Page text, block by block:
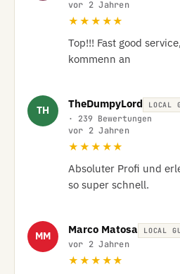
vor 2 Jahren
★★★★★
Top!!! Fast good
kommenn an
TH
TheDumpyLord LOCAL
· 239 Bewertungen
vor 2 Jahren
★★★★★
Absoluter Profi und
so super schnell.
MM
Marco Matosa LOCAL
vor 2 Jahren
★★★★★